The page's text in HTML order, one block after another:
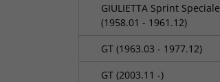
GIULIETTA Sprint Speciale
(1958.01 - 1961.12)
GT (1963.03 - 1977.12)
GT (2003.11 -)